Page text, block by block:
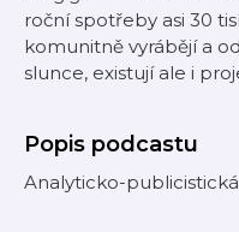
roční spotřeby asi 30
komunitně vyrábějí a
slunce, existují ale i
Popis podcastu
Analyticko-